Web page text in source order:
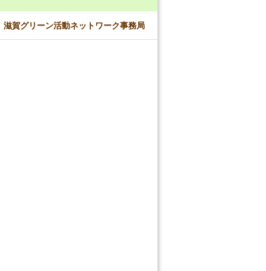
滋賀グリーン活動ネットワーク事務局